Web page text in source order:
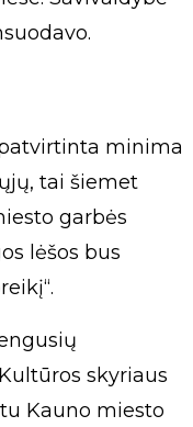
minima
tai šiemet
garbės
lėšos bus
skyriaus
Kauno miesto